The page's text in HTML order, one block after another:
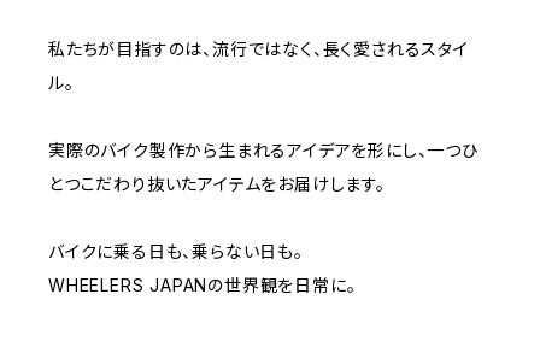
私たちが目指すのは、流行ではなく、長く愛されるスタイ
ル。
実際のバイク製作から生まれるアイデアを形にし、一つひ
とつこだわり抜いたアイテムをお届けします。
バイクに乗る日も、乗らない日も。
WHEELERS JAPANの世界観を日常に。